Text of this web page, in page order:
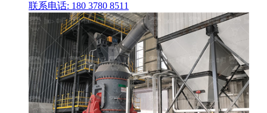
联系电话: 180 3780 8511